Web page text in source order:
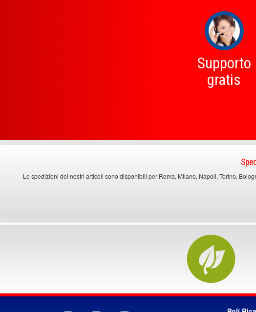
Supporto
gratis
Le spedizioni dei nostri articoli sono disponibili per Roma, Milano, Napoli, Torino,